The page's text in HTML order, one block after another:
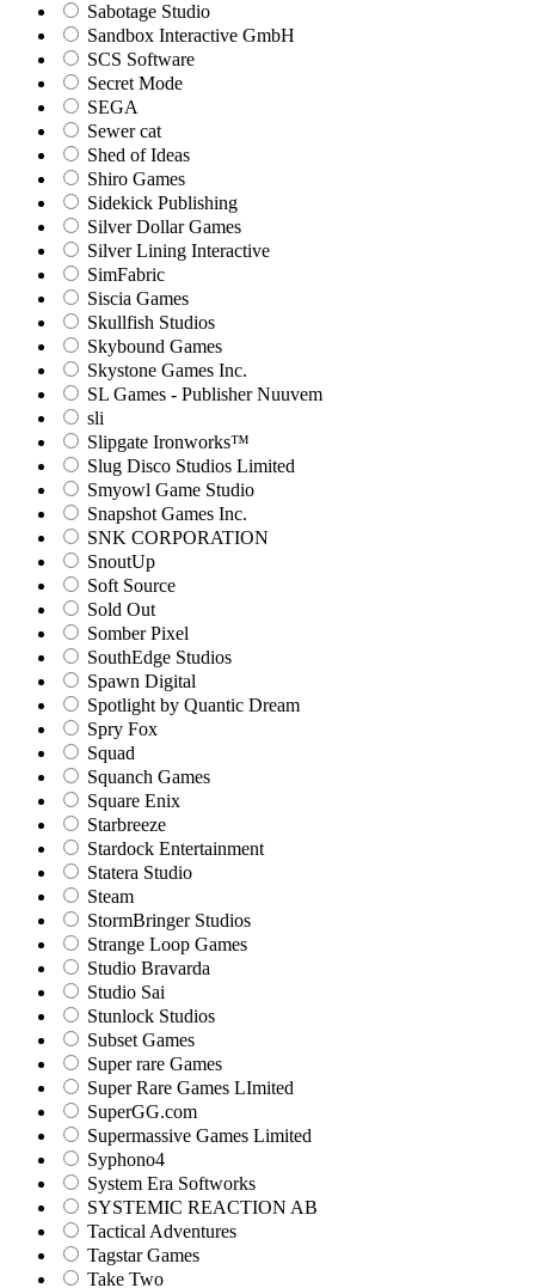
Sabotage Studio
Sandbox Interactive GmbH
SCS Software
Secret Mode
SEGA
Sewer cat
Shed of Ideas
Shiro Games
Sidekick Publishing
Silver Dollar Games
Silver Lining Interactive
SimFabric
Siscia Games
Skullfish Studios
Skybound Games
Skystone Games Inc.
SL Games - Publisher Nuuvem
sli
Slipgate Ironworks™
Slug Disco Studios Limited
Smyowl Game Studio
Snapshot Games Inc.
SNK CORPORATION
SnoutUp
Soft Source
Sold Out
Somber Pixel
SouthEdge Studios
Spawn Digital
Spotlight by Quantic Dream
Spry Fox
Squad
Squanch Games
Square Enix
Starbreeze
Stardock Entertainment
Statera Studio
Steam
StormBringer Studios
Strange Loop Games
Studio Bravarda
Studio Sai
Stunlock Studios
Subset Games
Super rare Games
Super Rare Games LImited
SuperGG.com
Supermassive Games Limited
Syphono4
System Era Softworks
SYSTEMIC REACTION AB
Tactical Adventures
Tagstar Games
Take Two